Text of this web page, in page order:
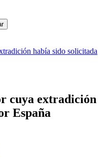
había sido solicitada
cuya extradición
España